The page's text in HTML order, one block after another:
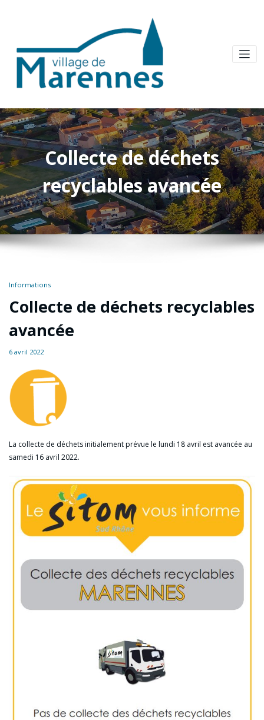
Collecte de déchets
recyclables avancée
Informations
Collecte de déchets recyclables
avancée
6 avril 2022
La collecte de déchets initialement prévue le lundi 18 avril est avancée au
samedi 16 avril 2022.